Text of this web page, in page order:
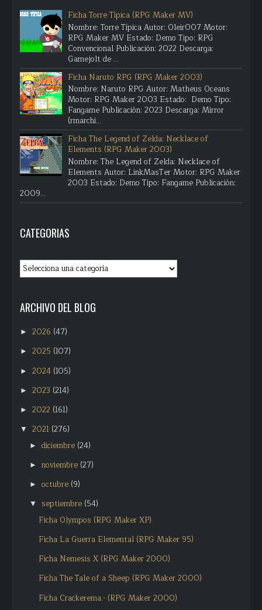
Ficha Torre Típica (RPG Maker MV)
Nombre: Torre Típica Autor: Oleir007 Motor:
RPG Maker MV Estado: Demo Tipo: RPG
Convencional Publicación: 2022 Descarga:
Gamejolt de ...
Ficha Naruto RPG (RPG Maker 2003)
Nombre: Naruto RPG Autor: Matheus Oceans
Motor: RPG Maker 2003 Estado: Demo Tipo:
Fangame Publicación: 2023 Descarga: Mirror
(rmarchi...
Ficha The Legend of Zelda: Necklace of
Elements (RPG Maker 2003)
Nombre: The Legend of Zelda: Necklace of
Elements Autor: LinkMasTer Motor: RPG Maker
2003 Estado: Demo Tipo: Fangame Publicación:
2009...
CATEGORIAS
ARCHIVO DEL BLOG
► 2026 (47)
► 2025 (107)
► 2024 (105)
► 2023 (214)
► 2022 (161)
▼ 2021 (276)
► diciembre (24)
► noviembre (27)
► octubre (9)
▼ septiembre (54)
Ficha Olympos (RPG Maker XP)
Ficha La Guerra Elemental (RPG Maker 95)
Ficha Nemesis X (RPG Maker 2000)
Ficha The Tale of a Sheep (RPG Maker 2000)
Ficha Crackerema.- (RPG Maker 2000)